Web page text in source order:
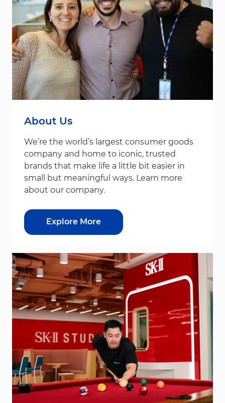
About Us
We’re the world’s largest consumer goods
company and home to iconic, trusted
brands that make life a little bit easier in
small but meaningful ways. Learn more
about our company.
Explore More